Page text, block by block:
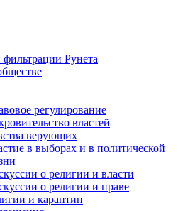
Рунета
регулирование
властей
верующих
в выборах и в политической
о религии и власти
о религии и праве
и карантин